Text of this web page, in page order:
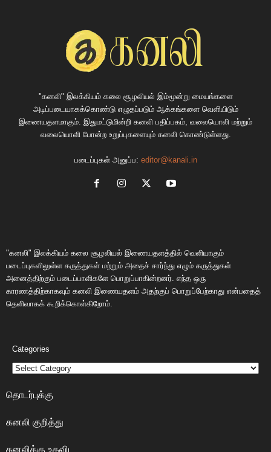
"கனலி" இலக்கியம் கலை சூழலியல் இம்மூன்று மையங்களை
அடிப்படையாகக்கொண்டு எழுதப்படும் ஆக்கங்களை வெளியிடும்
இணையதளமாகும். இதுமட்டுமின்றி கனலி பதிப்பகம், வலையொலி மற்றும்
வலையொளி போன்ற உறுப்புகளையும் கனலி கொண்டுள்ளது.
படைப்புகள் அனுப்ப: editor@kanali.in
"கனலி" இலக்கியம் கலை சூழலியல் இணையதளத்தில் வெளியாகும்
படைப்புகளிலுள்ள கருத்துகள் மற்றும் அதைச் சார்ந்து எழும் கருத்துகள்
அனைத்திற்கும் படைப்பாளிகளே பொறுப்பாகின்றனர். எந்த ஒரு
காரணத்திற்காகவும் கனலி இணையதளம் அதற்குப் பொறுப்பேற்காது என்பதைத்
தெளிவாகக் கூறிக்கொள்கிறோம்.
Categories
தொடர்புக்கு
கனலி குறித்து
கனலிக்கு உதவிட